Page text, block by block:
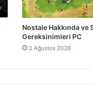
Nostale Hakkında ve
Gereksinimleri PC
3 Ağustos 2026